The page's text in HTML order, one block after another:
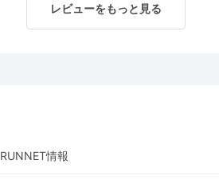
レビューをもっと見る
RUNNET情報